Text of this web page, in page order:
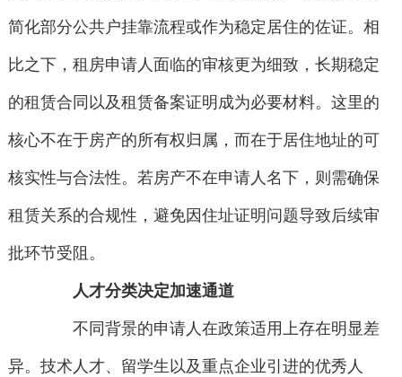
简化部分公共户挂靠流程或作为稳定居住的佐证。相
比之下，租房申请人面临的审核更为细致，长期稳定
的租赁合同以及租赁备案证明成为必要材料。这里的
核心不在于房产的所有权归属，而在于居住地址的可
核实性与合法性。若房产不在申请人名下，则需确保
租赁关系的合规性，避免因住址证明问题导致后续审
批环节受阻。
人才分类决定加速通道
不同背景的申请人在政策适用上存在明显差
异。技术人才、留学生以及重点企业引进的优秀人